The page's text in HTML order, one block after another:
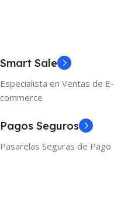
Smart Sale
Especialista en Ventas de E-
commerce
Pagos Seguros
Pasarelas Seguras de Pago